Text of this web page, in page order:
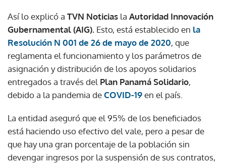
Así lo explicó a TVN Noticias la Autoridad Innovación
Gubernamental (AIG). Esto, está establecido en la
Resolución N 001 de 26 de mayo de 2020, que
reglamenta el funcionamiento y los parámetros de
asignación y distribución de los apoyos solidarios
entregados a través del Plan Panamá Solidario,
debido a la pandemia deCOVID-19en el país.
La entidad aseguró que el 95% de los beneficiados
está haciendo uso efectivo del vale, pero a pesar de
que hay una gran porcentaje de la población sin
devengar ingresos por la suspensión de sus contratos,